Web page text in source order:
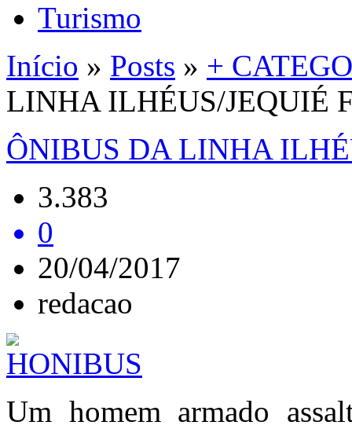
Turismo
Início » Posts » +
LINHA ILHÉUS/JEQUIÉ
ÔNIBUS DA LINHA
3.383
0
20/04/2017
redacao
Um homem armado